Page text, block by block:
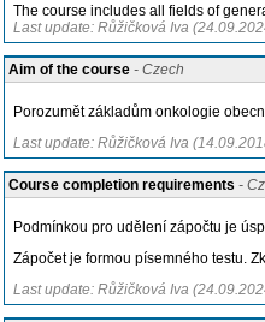
The course includes all fields of
Last update: Růžičková Iva
Aim of the course - Czech
Porozumět základům onkologie
Last update: Růžičková Iva
Course completion requirements -
Podmínkou pro udělení zápočtu je
Zápočet je formou písemného testu.
Last update: Růžičková Iva